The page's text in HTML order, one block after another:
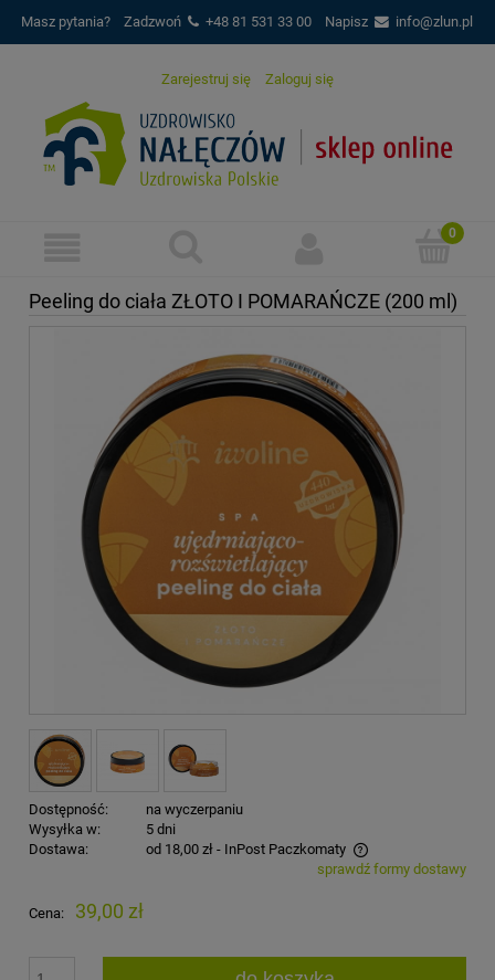
Masz pytania?Zadzwoń +48 81 531 33 00 Napisz info@zlun.pl
Zarejestruj się Zaloguj się
Peeling do ciała ZŁOTO I POMARAŃCZE (200 ml)
Dostępność:
na wyczerpaniu
Wysyłka w:
5 dni
Dostawa:
od 18,00 zł - InPost Paczkomaty
Cena nie zawiera ewentualnych kosztów płatnościsprawdź formy dostawy
Cena: 39,00 zł